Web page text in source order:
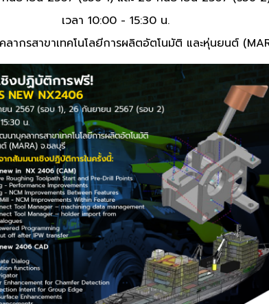
เวลา 10:00 - 15:30 น.
กรสาขาเทคโนโลยีการผลิตอัตโนมัติ และหุ่นยนต์